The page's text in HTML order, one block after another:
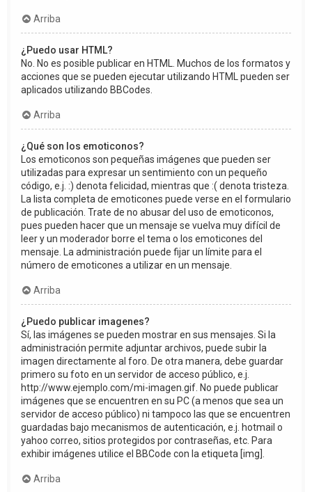
Arriba
¿Puedo usar HTML?
No. No es posible publicar en HTML. Muchos de los formatos y
acciones que se pueden ejecutar utilizando HTML pueden ser
aplicados utilizando BBCodes.
Arriba
¿Qué son los emoticonos?
Los emoticonos son pequeñas imágenes que pueden ser
utilizadas para expresar un sentimiento con un pequeño
código, e.j. :) denota felicidad, mientras que :( denota tristeza.
La lista completa de emoticones puede verse en el formulario
de publicación. Trate de no abusar del uso de emoticonos,
pues pueden hacer que un mensaje se vuelva muy difícil de
leer y un moderador borre el tema o los emoticones del
mensaje. La administración puede fijar un límite para el
número de emoticones a utilizar en un mensaje.
Arriba
¿Puedo publicar imagenes?
Sí, las imágenes se pueden mostrar en sus mensajes. Si la
administración permite adjuntar archivos, puede subir la
imagen directamente al foro. De otra manera, debe guardar
primero su foto en un servidor de acceso público, e.j.
http://www.ejemplo.com/mi-imagen.gif. No puede publicar
imágenes que se encuentren en su PC (a menos que sea un
servidor de acceso público) ni tampoco las que se encuentren
guardadas bajo mecanismos de autenticación, e.j. hotmail o
yahoo correo, sitios protegidos por contraseñas, etc. Para
exhibir imágenes utilice el BBCode con la etiqueta [img].
Arriba